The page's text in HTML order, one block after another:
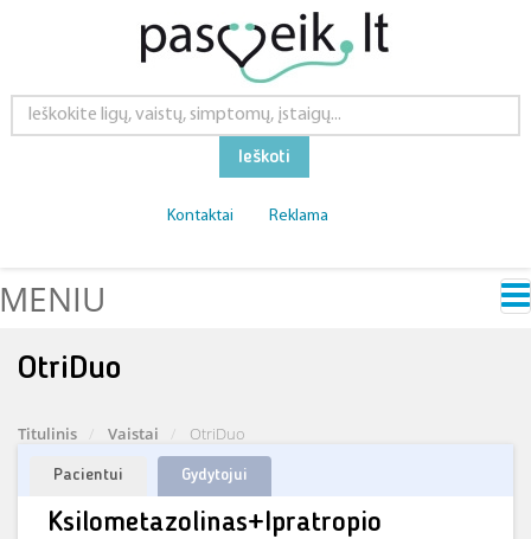
Ieškoti
Kontaktai Reklama
MENIU
OtriDuo
Titulinis Vaistai OtriDuo
Pacientui Gydytojui
Ksilometazolinas+Ipratropio